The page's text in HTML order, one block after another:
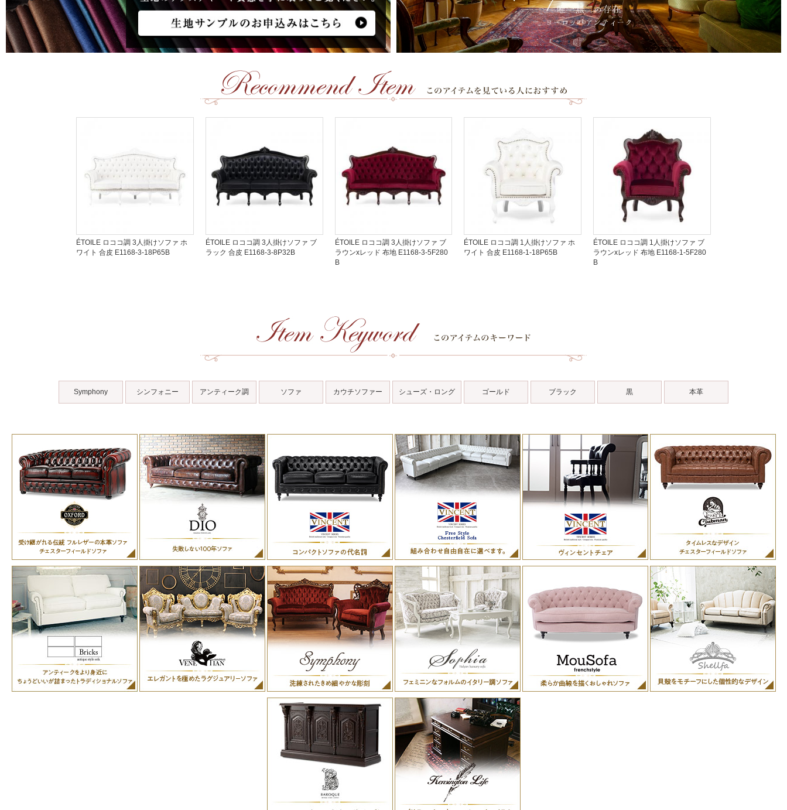
ÉTOILE ロココ調 3人掛けソファ ホ
ワイト 合皮 E1168-3-18P65B
ÉTOILE ロココ調 3人掛けソファ ブ
ラック 合皮 E1168-3-8P32B
ÉTOILE ロココ調 3人掛けソファ ブ
ラウンxレッド 布地 E1168-3-5F280
B
ÉTOILE ロココ調 1人掛けソファ ホ
ワイト 合皮 E1168-1-18P65B
ÉTOILE ロココ調 1人掛けソファ ブ
ラウンxレッド 布地 E1168-1-5F280
B
Symphony シンフォニー アンティーク調 ソファ カウチソファー シューズ・ロング ゴールド ブラック 黒 本革